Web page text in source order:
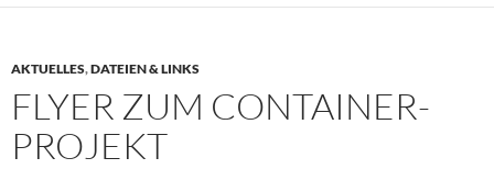
AKTUELLES,DATEIEN & LINKS
FLYER ZUM CONTAINER-
PROJEKT